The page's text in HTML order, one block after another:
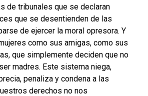
de tribunales que se declaran
que se desentienden de las
de ejercer la moral opresora. Y
como sus amigas, como sus
que simplemente deciden que no
madres. Este sistema niega,
penaliza y condena a las
derechos no nos